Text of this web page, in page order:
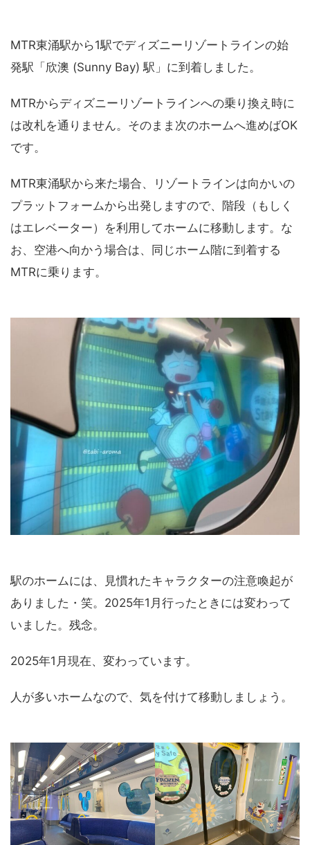
MTR東涌駅から1駅でディズニーリゾートラインの始
発駅「欣澳 (Sunny Bay) 駅」に到着しました。
MTRからディズニーリゾートラインへの乗り換え時に
は改札を通りません。そのまま次のホームへ進めばOK
です。
MTR東涌駅から来た場合、リゾートラインは向かいの
プラットフォームから出発しますので、階段（もしく
はエレベーター）を利用してホームに移動します。な
お、空港へ向かう場合は、同じホーム階に到着する
MTRに乗ります。
駅のホームには、見慣れたキャラクターの注意喚起が
ありました・笑。2025年1月行ったときには変わって
いました。残念。
2025年1月現在、変わっています。
人が多いホームなので、気を付けて移動しましょう。